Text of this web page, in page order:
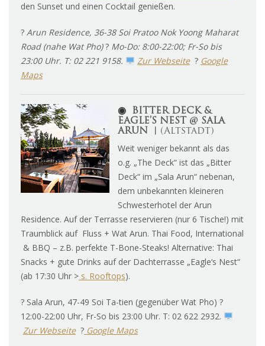
den Sunset und einen Cocktail genießen.
? Arun Residence, 36-38 Soi Pratoo Nok Yoong Maharat
Road (nahe Wat Pho)? Mo-Do: 8:00-22:00; Fr-So bis
23:00 Uhr. T: 02 221 9158.
Zur Webseite ? Google
Maps
◉
BITTER DECK &
EAGLE’S NEST @ SALA
ARUN
(Altstadt)
Weit weniger bekannt als das
o.g. „The Deck“ ist das „Bitter
Deck“ im „Sala Arun“ nebenan,
dem unbekannten kleineren
Schwesterhotel der Arun
Residence. Auf der Terrasse reservieren (nur 6 Tische!) mit
Traumblick auf Fluss + Wat Arun. Thai Food, International
& BBQ – z.B. perfekte T-Bone-Steaks! Alternative: Thai
Snacks + gute Drinks auf der Dachterrasse „Eagle‘s Nest“
(ab 17:30 Uhr > s. Rooftops).
? Sala Arun, 47-49 Soi Ta-tien (gegenüber Wat Pho) ?
12:00-22:00 Uhr, Fr-So bis 23:00 Uhr. T: 02 622 2932.
Zur Webseite ? Google Maps